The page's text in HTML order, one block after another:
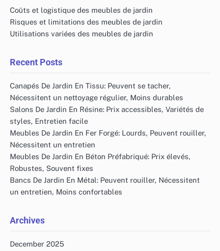
Coûts et logistique des meubles de jardin
Risques et limitations des meubles de jardin
Utilisations variées des meubles de jardin
Recent Posts
Canapés De Jardin En Tissu: Peuvent se tacher,
Nécessitent un nettoyage régulier, Moins durables
Salons De Jardin En Résine: Prix accessibles, Variétés de
styles, Entretien facile
Meubles De Jardin En Fer Forgé: Lourds, Peuvent rouiller,
Nécessitent un entretien
Meubles De Jardin En Béton Préfabriqué: Prix élevés,
Robustes, Souvent fixes
Bancs De Jardin En Métal: Peuvent rouiller, Nécessitent
un entretien, Moins confortables
Archives
December 2025